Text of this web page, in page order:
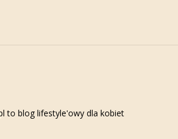
to blog lifestyle'owy dla kobiet